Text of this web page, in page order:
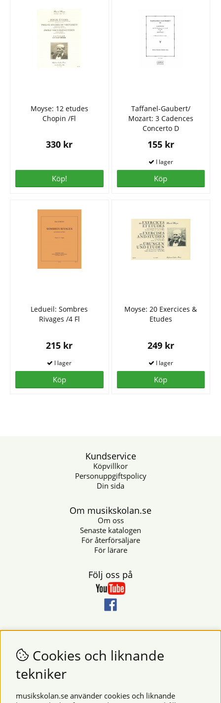
Moyse: 12 etudes
Chopin /Fl
330 kr
Köp!
Taffanel-Gaubert/
Mozart: 3 Cadences
Concerto D
155 kr
Köp
Ledueil: Sombres
Rivages /4 Fl
215 kr
Köp
Moyse: 20 Exercices &
Etudes
249 kr
Köp
Kundservice
Köpvillkor
Personuppgiftspolicy
Din sida
Om musikskolan.se
Om oss
Senaste katalogen
För återförsäljare
För lärare
Följ oss på
Nyhetsbrev
Vill du få nyheter och erbjudanden från oss? Fyll då i din e-
postadress i fältet nedan.
Cookies och liknande
tekniker
musikskolan.se använder cookies och liknande